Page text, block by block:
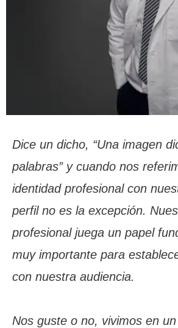
Dice un dicho, “Una imagen
palabras” y cuando nos
identidad profesional con
perfil no es la excepción.
profesional juega un papel
muy importante para
con nuestra audiencia.
Nos guste o no, vivimos en